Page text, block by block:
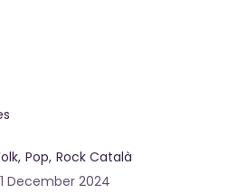
Pop Rock Català
December 2024